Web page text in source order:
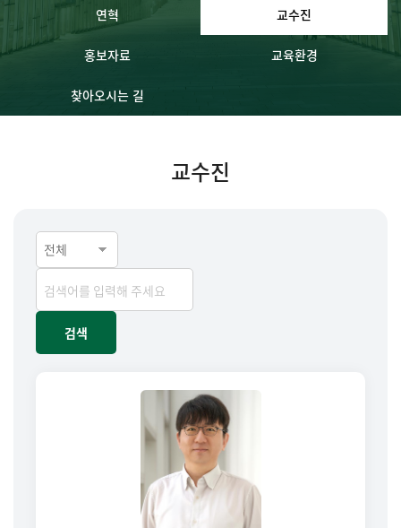
연혁 교수진
홍보자료 교육환경
찾아오시는 길
교수진
전체
검색